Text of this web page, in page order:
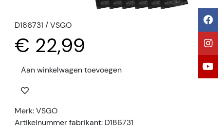
D186731 / VSGO
€ 22,99
Aan winkelwagen toevoegen
Merk: VSGO
Artikelnummer fabrikant: D186731